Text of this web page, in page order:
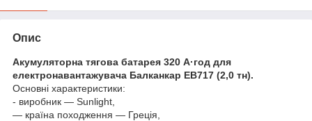
Опис
Акумуляторна тягова батарея 320 А·год для
електронавантажувача Балканкар ЕВ717 (2,0 тн).
Основні характеристики:
- виробник — Sunlight,
— країна походження — Греція,